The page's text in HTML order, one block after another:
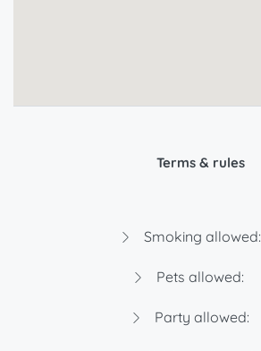
Terms & rules
Smoking allowed:
Pets allowed:
Party allowed: